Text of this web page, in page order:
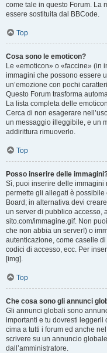
come tale in questo Forum. La
essere sostituita dal BBCode.
Top
Cosa sono le emoticon?
Le «emoticon» o «faccine» (in
immagini che possono essere
un’emozione con pochi
Questo Forum trasforma
La lista completa delle
Cerca di non esagerare
un messaggio illeggibile, e un
addirittura rimuoverlo.
Top
Posso inserire delle
Sì, puoi inserire delle immagini
permette gli allegati è
Board; in alternativa devi
un server di pubblico accesso,
sito.com/immagine.gif. Non
che non abbia un server!) o
autenticazione, come caselle
codici di accesso, ecc. Per
[img].
Top
Che cosa sono gli annunci
Gli annunci globali sono
importanti e tu dovresti
cima a tutti i forum ed anche
scrivere su un annuncio
dall’amministratore.